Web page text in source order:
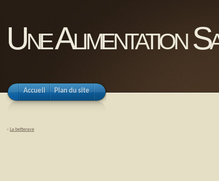
Une Alimentation
Accueil Plan du site
« La betterave